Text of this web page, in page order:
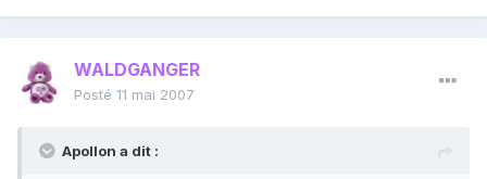
WALDGANGER
Posté 11 mai 2007
Apollon a dit :